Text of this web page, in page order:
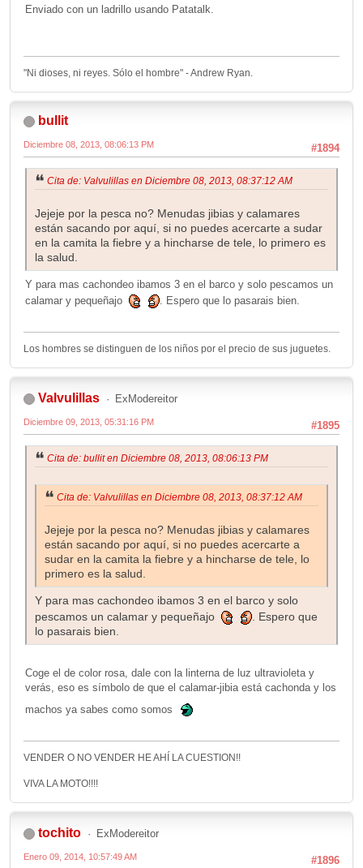
Enviado con un ladrillo usando Patatalk.
"Ni dioses, ni reyes. Sólo el hombre" - Andrew Ryan.
bullit
#1894
Diciembre 08, 2013, 08:06:13 PM
Cita de: Valvulillas en Diciembre 08, 2013, 08:37:12 AM
Jejeje por la pesca no? Menudas jibias y calamares
están sacando por aquí, si no puedes acercarte a sudar
en la camita la fiebre y a hincharse de tele, lo primero es
la salud.
Y para mas cachondeo ibamos 3 en el barco y solo pescamos un
calamar y pequeñajo
. Espero que lo pasarais bien.
Los hombres se distinguen de los niños por el precio de sus juguetes.
Valvulillas ExModereitor
#1895
Diciembre 09, 2013, 05:31:16 PM
Cita de: bullit en Diciembre 08, 2013, 08:06:13 PM
Cita de: Valvulillas en Diciembre 08, 2013, 08:37:12 AM
Jejeje por la pesca no? Menudas jibias y calamares
están sacando por aquí, si no puedes acercarte a
sudar en la camita la fiebre y a hincharse de tele, lo
primero es la salud.
Y para mas cachondeo ibamos 3 en el barco y solo
pescamos un calamar y pequeñajo
. Espero que
lo pasarais bien.
Coge el de color rosa, dale con la linterna de luz ultravioleta y
verás, eso es símbolo de que el calamar-jibia está cachonda y los
machos ya sabes como somos
VENDER O NO VENDER HE AHÍ LA CUESTION!!
VIVA LA MOTO!!!!
tochito ExModereitor
#1896
Enero 09, 2014, 10:57:49 AM